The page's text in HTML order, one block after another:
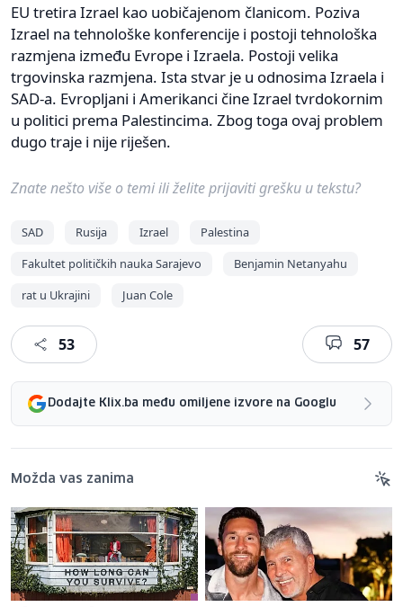
EU tretira Izrael kao uobičajenom članicom. Poziva
Izrael na tehnološke konferencije i postoji tehnološka
razmjena između Evrope i Izraela. Postoji velika
trgovinska razmjena. Ista stvar je u odnosima Izraela i
SAD-a. Evropljani i Amerikanci čine Izrael tvrdokornim
u politici prema Palestincima. Zbog toga ovaj problem
dugo traje i nije riješen.
Znate nešto više o temi ili želite prijaviti grešku u tekstu?
SAD Rusija Izrael
Palestina
Fakultet političkih nauka Sarajevo
Benjamin Netanyahu
rat u Ukrajini
Juan Cole
53 57
Dodajte Klix.ba među omiljene izvore na Googlu
Možda vas zanima